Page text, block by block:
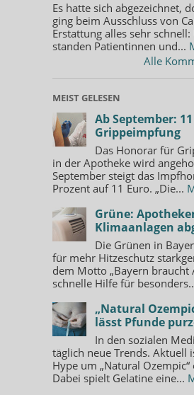
Es hatte sich abgezeichnet,
ging beim Ausschluss von
Erstattung alles sehr
standen Patientinnen und...
Alle
MEIST GELESEN
Ab September:
Grippeimpfung
Das Honorar für
in der Apotheke wird
September steigt das
Prozent auf 11 Euro. „Die...
Grüne:
Klimaanlagen
Die Grünen in
für mehr Hitzeschutz
dem Motto „Bayern braucht
schnelle Hilfe für
„Natural
lässt Pfunde
In den sozialen
täglich neue Trends. Aktuell
Hype um „Natural Ozempic“
Dabei spielt Gelatine eine...